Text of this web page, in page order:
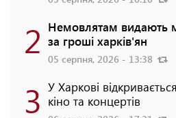
2 Немовлятам видають
за гроші харків'ян
05 серпня, 2026 - 13:38
3 У Харкові
кіно та концертів